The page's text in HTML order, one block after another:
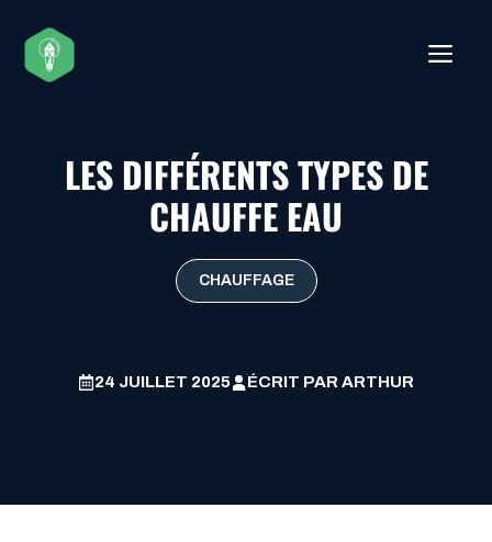
contenu
LES DIFFÉRENTS TYPES DE
CHAUFFE EAU
CHAUFFAGE
24 JUILLET 2025 ÉCRIT PAR ARTHUR